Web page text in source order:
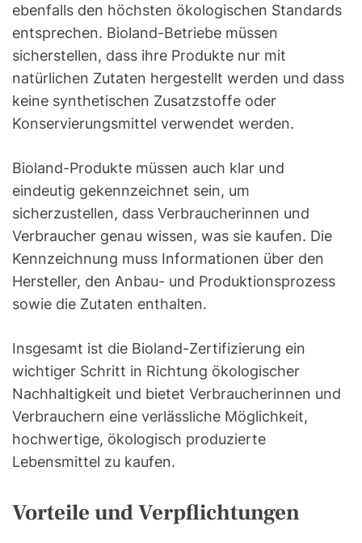
ebenfalls den höchsten ökologischen Standards
entsprechen. Bioland-Betriebe müssen
sicherstellen, dass ihre Produkte nur mit
natürlichen Zutaten hergestellt werden und dass
keine synthetischen Zusatzstoffe oder
Konservierungsmittel verwendet werden.
Bioland-Produkte müssen auch klar und
eindeutig gekennzeichnet sein, um
sicherzustellen, dass Verbraucherinnen und
Verbraucher genau wissen, was sie kaufen. Die
Kennzeichnung muss Informationen über den
Hersteller, den Anbau- und Produktionsprozess
sowie die Zutaten enthalten.
Insgesamt ist die Bioland-Zertifizierung ein
wichtiger Schritt in Richtung ökologischer
Nachhaltigkeit und bietet Verbraucherinnen und
Verbrauchern eine verlässliche Möglichkeit,
hochwertige, ökologisch produzierte
Lebensmittel zu kaufen.
Vorteile und Verpflichtungen